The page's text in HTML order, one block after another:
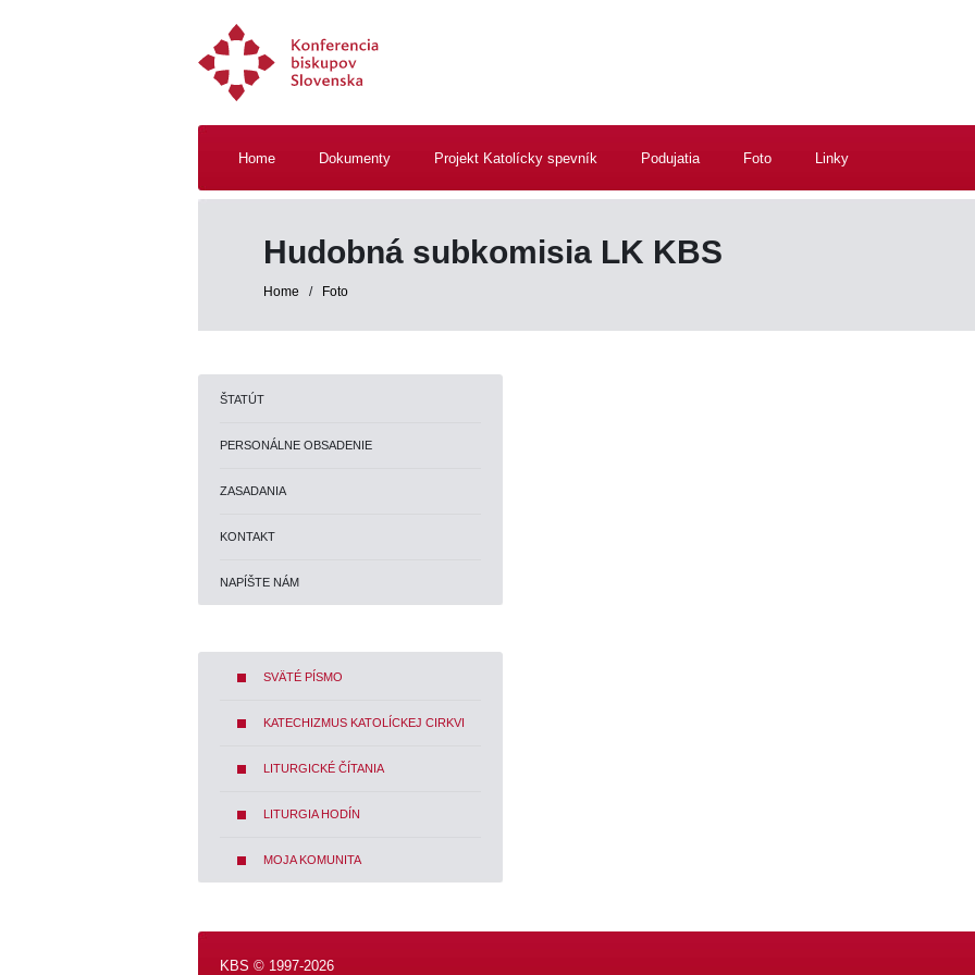
Home Dokumenty Projekt Katolícky spevník Podujatia Foto Linky
Hudobná subkomisia LK KBS
Home / Foto
ŠTATÚT
PERSONÁLNE OBSADENIE
ZASADANIA
KONTAKT
NAPÍŠTE NÁM
SVÄTÉ PÍSMO
KATECHIZMUS KATOLÍCKEJ CIRKVI
LITURGICKÉ ČÍTANIA
LITURGIA HODÍN
MOJA KOMUNITA
KBS © 1997-2026